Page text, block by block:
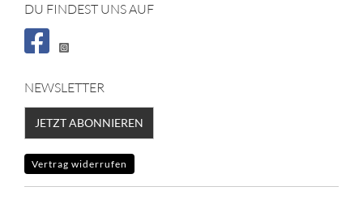
DU FINDEST UNS AUF
NEWSLETTER
JETZT ABONNIEREN
Vertrag widerrufen